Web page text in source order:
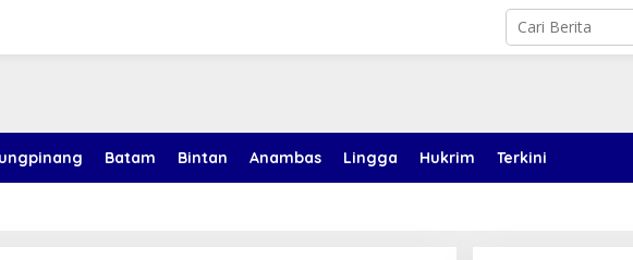
Batam Bintan Anambas Lingga Hukrim Terkini